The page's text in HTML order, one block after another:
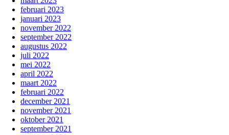
februari 2023
januari 2023
november 2022
september 2022
augustus 2022
juli 2022
mei 2022
april 2022
maart 2022
februari 2022
december 2021
november 2021
oktober 2021
september 2021